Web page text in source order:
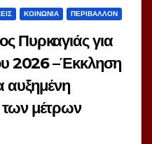
ΚΟΙΝΩΝΙΑ ΠΕΡΙΒΑΛΛΟΝ
Πυρκαγιάς για
2026 –Έκκληση
αυξημένη
μέτρων